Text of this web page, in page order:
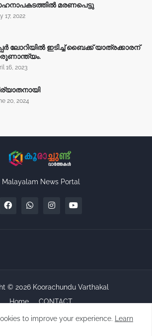
മരണപെട്ടു
17, 2022
ലോറിയിൽ ഇടിച്ച് ബൈക്ക് യാത്രക്കാരന്
16, 2023
20, 2024
Malayalam News Portal
© 2026 Koorachundu Varthakal
Home
CONTACT
to improve your experience.
Learn